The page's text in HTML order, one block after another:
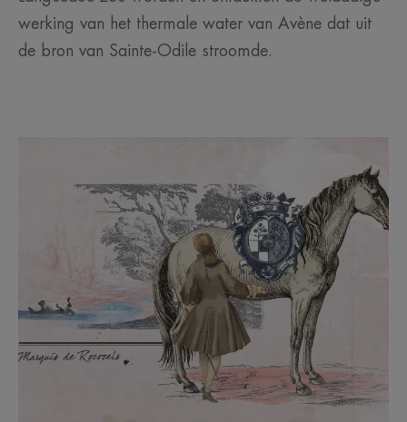
werking van het thermale water van Avène dat uit
de bron van Sainte-Odile stroomde.